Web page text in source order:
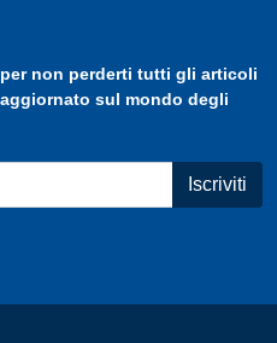
non perderti tutti gli articoli
sul mondo degli
Iscriviti